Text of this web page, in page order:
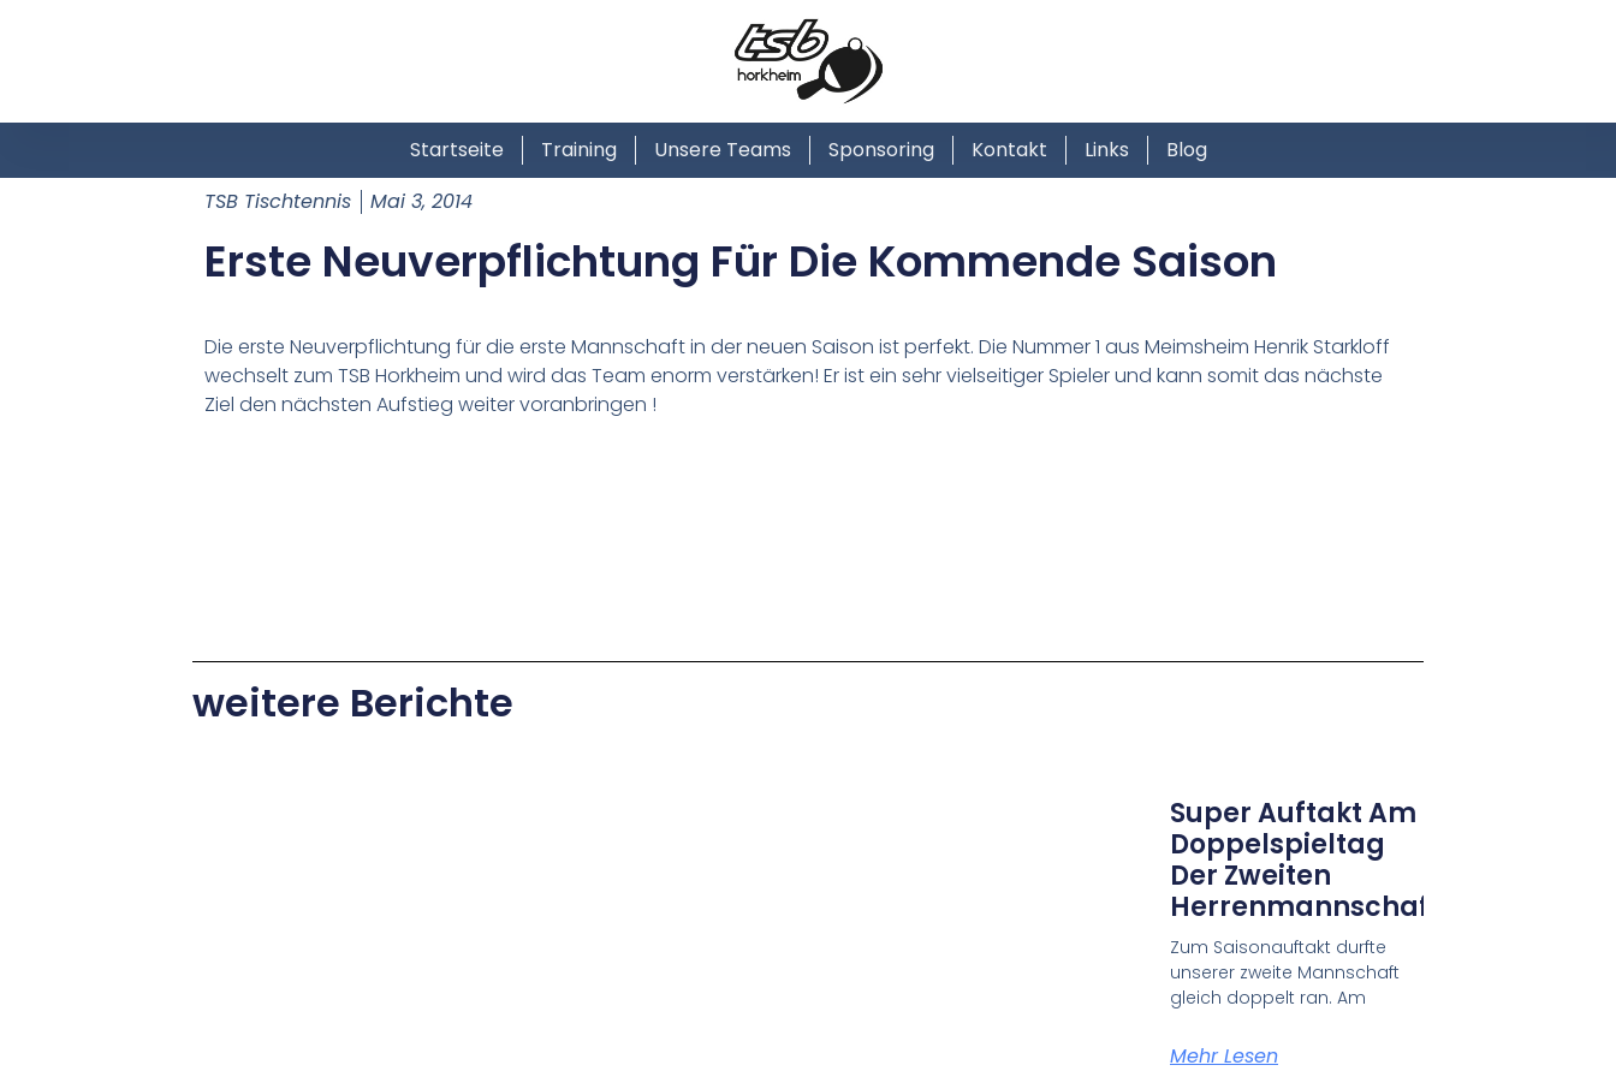
Startseite Training Unsere Teams Sponsoring Kontakt Links
Blog
TSB Tischtennis
Mai 3, 2014
Erste Neuverpflichtung Für Die Kommende Saison
Die erste Neuverpflichtung für die erste Mannschaft in der neuen Saison ist perfekt. Die Nummer 1 aus Meimsheim Henrik Starkloff
wechselt zum TSB Horkheim und wird das Team enorm verstärken! Er ist ein sehr vielseitiger Spieler und kann somit das nächste
Ziel den nächsten Aufstieg weiter voranbringen !
weitere Berichte
Super Auftakt Am
Doppelspieltag
Der Zweiten
Herrenmannschaft!
Zum Saisonauftakt durfte
unserer zweite Mannschaft
gleich doppelt ran. Am
Mehr Lesen